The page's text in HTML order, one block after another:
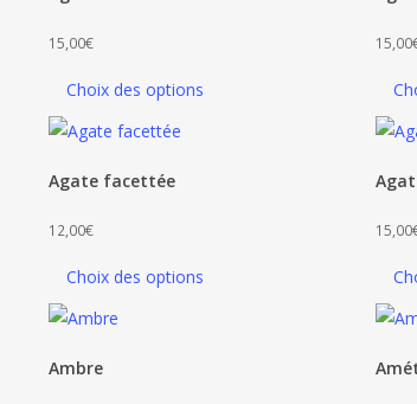
Choix des options
15,00€ 15,00
Choix des options
Agate facettée
12,00€ 15,00
Ambre